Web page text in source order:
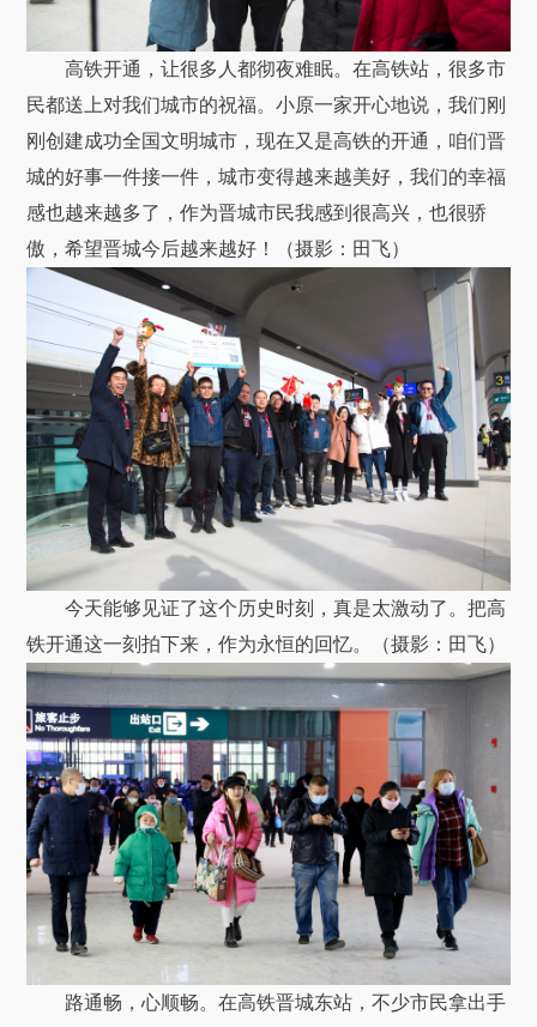
高铁开通，让很多人都彻夜难眠。在高铁站，很多市
民都送上对我们城市的祝福。小原一家开心地说，我们刚
刚创建成功全国文明城市，现在又是高铁的开通，咱们晋
城的好事一件接一件，城市变得越来越美好，我们的幸福
感也越来越多了，作为晋城市民我感到很高兴，也很骄
傲，希望晋城今后越来越好！（摄影：田飞）
今天能够见证了这个历史时刻，真是太激动了。把高
铁开通这一刻拍下来，作为永恒的回忆。（摄影：田飞）
路通畅，心顺畅。在高铁晋城东站，不少市民拿出手